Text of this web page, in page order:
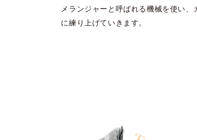
メランジャーと呼ばれる機械を使い
に練り上げていきます。